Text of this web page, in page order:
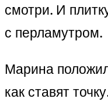
смотри. И
с перламутром.
Марина
как ставят